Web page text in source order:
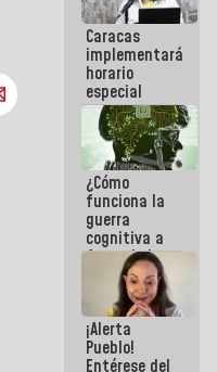
recuperación
del Sistema
Eléctrico
Nacional
Caracas
implementará
horario
especial
para
adaptarse
al plan de
ahorro
energético
¿Cómo
funciona la
guerra
cognitiva a
favor de la
narrativa
hegemónica?
(1)
¡Alerta
Pueblo!
Entérese del